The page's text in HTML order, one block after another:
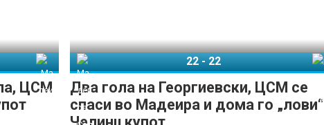
ЦСМ
Два гола на Георгиевски, ЦСМ се
спаси во Мадеира и дома го „лови“
22-22